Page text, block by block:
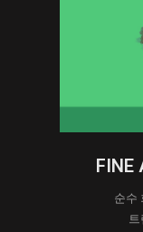
FINE
순수
트